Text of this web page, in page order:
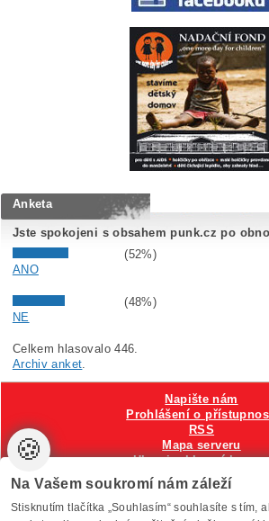
Anketa
Jste spokojeni s obsahem punk.cz po
(52%)
ANO
(48%)
NE
Celkem hlasovalo 446.
Archiv anket
Napište nám
Prohlášení o
RSS
Mapa serveru
Hlavni reklamní
Nastavení cookies
🍪
Na Vašem soukromí nám záleží
Stisknutím tlačítka „Souhlasím“ souhlasíte s tím,